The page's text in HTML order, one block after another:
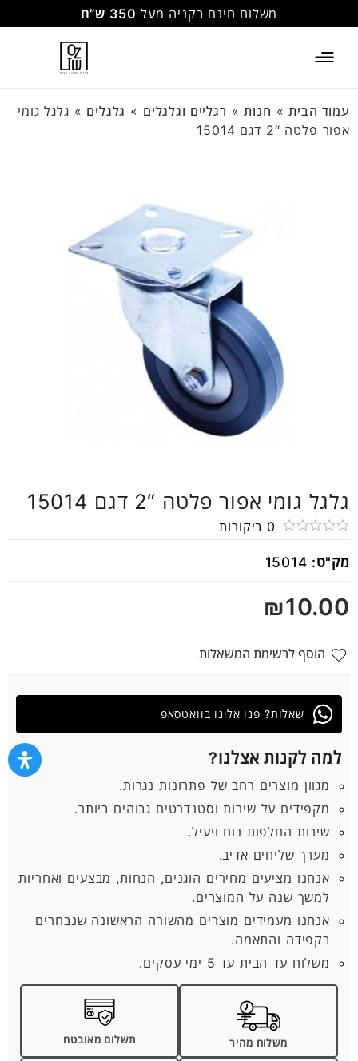
משלוח חינם בקניה מעל 350 ש”ח
עמוד הבית» חנות» רגליים וגלגלים » גלגלים » גלגל גומי
אפור פלטה “2 דגם 15014
גלגל גומי אפור פלטה “2 דגם 15014
0
5
0 ביקורות
מק"ט: 15014
₪10.00
הוסף לרשימת המשאלות
למה לקנות אצלנו?
מגוון מוצרים רחב של פתרונות נגרות.
מקפידים על שירות וסטנדרטים גבוהים ביותר.
שירות החלפות נוח ויעיל.
מערך שליחים אדיב.
אנחנו מציעים מחירים הוגנים, הנחות, מבצעים ואחריות
למשך שנה על המוצרים.
אנחנו מעמידים מוצרים מהשורה הראשונה שנבחרים
בקפידה והתאמה.
משלוח עד הבית עד 5 ימי עסקים.
משלוח מהיר תשלום מאובטח
שאלות? פנו אלינו בוואטסאפ